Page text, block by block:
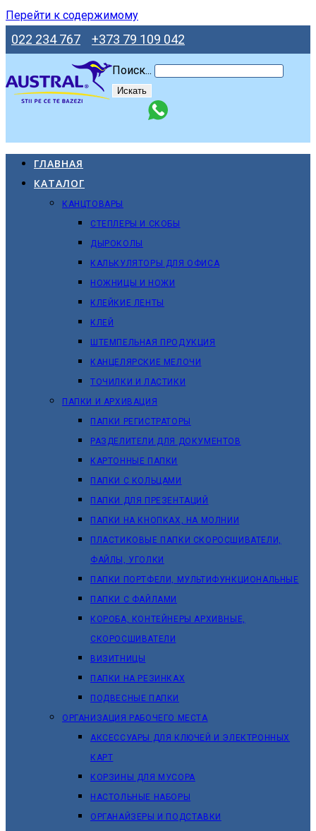
Перейти к содержимому
022 234 767 +373 79 109 042
Поиск...
Искать
ГЛАВНАЯ
КАТАЛОГ
КАНЦТОВАРЫ
СТЕПЛЕРЫ И СКОБЫ
ДЫРОКОЛЫ
КАЛЬКУЛЯТОРЫ ДЛЯ ОФИСА
НОЖНИЦЫ И НОЖИ
КЛЕЙКИЕ ЛЕНТЫ
КЛЕЙ
ШТЕМПЕЛЬНАЯ ПРОДУКЦИЯ
КАНЦЕЛЯРСКИЕ МЕЛОЧИ
ТОЧИЛКИ И ЛАСТИКИ
ПАПКИ И АРХИВАЦИЯ
ПАПКИ РЕГИСТРАТОРЫ
РАЗДЕЛИТЕЛИ ДЛЯ ДОКУМЕНТОВ
КАРТОННЫЕ ПАПКИ
ПАПКИ С КОЛЬЦАМИ
ПАПКИ ДЛЯ ПРЕЗЕНТАЦИЙ
ПАПКИ НА КНОПКАХ, НА МОЛНИИ
ПЛАСТИКОВЫЕ ПАПКИ СКОРОСШИВАТЕЛИ,
ФАЙЛЫ, УГОЛКИ
ПАПКИ ПОРТФЕЛИ, МУЛЬТИФУНКЦИОНАЛЬНЫЕ
ПАПКИ С ФАЙЛАМИ
КОРОБА, КОНТЕЙНЕРЫ АРХИВНЫЕ,
СКОРОСШИВАТЕЛИ
ВИЗИТНИЦЫ
ПАПКИ НА РЕЗИНКАХ
ПОДВЕСНЫЕ ПАПКИ
ОРГАНИЗАЦИЯ РАБОЧЕГО МЕСТА
АКСЕССУАРЫ ДЛЯ КЛЮЧЕЙ И ЭЛЕКТРОННЫХ
КАРТ
КОРЗИНЫ ДЛЯ МУСОРА
НАСТОЛЬНЫЕ НАБОРЫ
ОРГАНАЙЗЕРЫ И ПОДСТАВКИ